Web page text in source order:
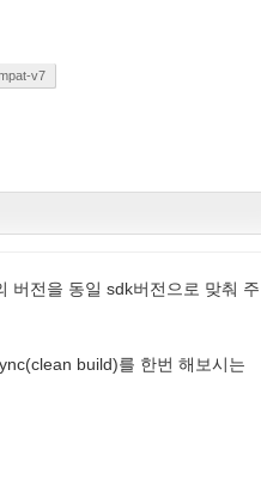
v7
버전을 동일 sdk버전으로 맞춰 주
build)를 한번 해보시는